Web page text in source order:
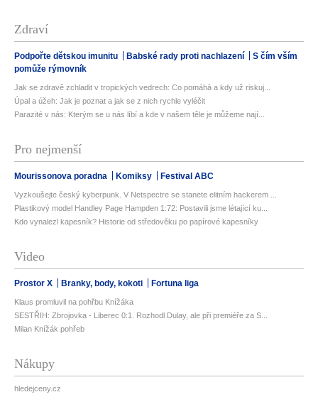
Zdraví
Podpořte dětskou imunitu Babské rady proti nachlazení
S čím vším
pomůže rýmovník
Jak se zdravě zchladit v tropických vedrech: Co pomáhá a kdy už riskuj...
Úpal a úžeh: Jak je poznat a jak se z nich rychle vyléčit
Parazité v nás: Kterým se u nás líbí a kde v našem těle je můžeme nají...
Pro nejmenší
Mourissonova poradna Komiksy Festival ABC
Vyzkoušejte český kyberpunk. V Netspectre se stanete elitním hackerem ...
Plastikový model Handley Page Hampden 1:72: Postavili jsme létající ku...
Kdo vynalezl kapesník? Historie od středověku po papírové kapesníky
Video
Prostor X Branky, body, kokoti Fortuna liga
Klaus promluvil na pohřbu Knížáka
SESTŘIH: Zbrojovka - Liberec 0:1. Rozhodl Dulay, ale při premiéře za S...
Milan Knížák pohřeb
Nákupy
hledejceny.cz